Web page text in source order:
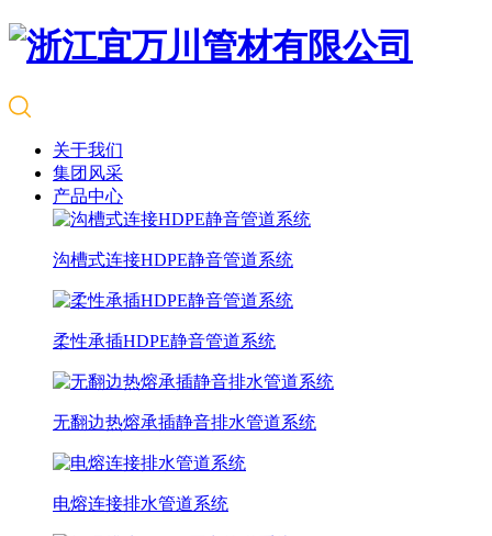
关于我们
集团风采
产品中心
沟槽式连接HDPE静音管道系统
柔性承插HDPE静音管道系统
无翻边热熔承插静音排水管道系统
电熔连接排水管道系统